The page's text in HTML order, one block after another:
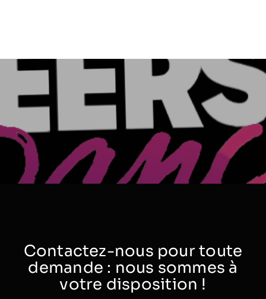
Contactez-nous pour toute
demande : nous sommes à
votre disposition !